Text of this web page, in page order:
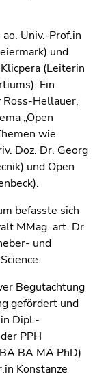
Univ.-Prof.in
und
(Leiterin
Ein
Ross-Hellauer,
„Open
wie
Doz. Dr. Georg
und Open
befasste sich
MMag. art. Dr.
und
Begutachtung
gefördert und
Dipl.-
PPH
BA MA PhD)
Konstanze